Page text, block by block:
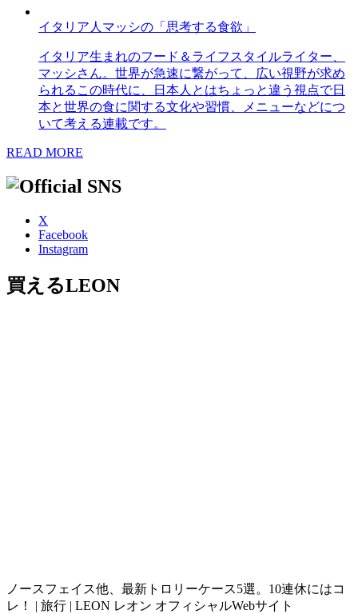
イタリア人マッシの「思考する食欲」
イタリア生まれのフード＆ライフスタイルライター、
マッシさん。世界が急速に繋がって、広い視野が求め
られるこの時代に、日本人とはちょっと違う視点で日
本と世界の食に関する文化や習慣、メニューなどにつ
いて考える連載です。
READ MORE
X
Facebook
Instagram
買えるLEON
ノースフェイス他、最新トロリーケース5選。10連休にはコ
レ！ | 旅行 | LEON レオン オフィシャルWebサイト